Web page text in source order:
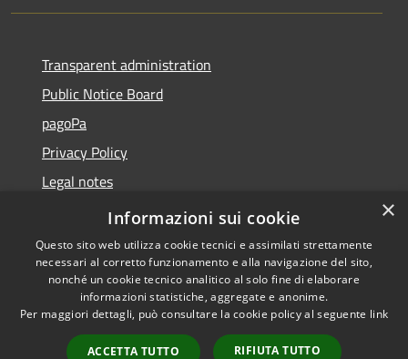
Transparent administration
Public Notice Board
pagoPa
Privacy Policy
Legal notes
Accessibility Statement
Accessibility
Copyright © 2026 • Città di
Imperia • Powered by
Municipium•
Admin
×
Informazioni sui cookie
Questo sito web utilizza cookie tecnici e assimilati strettamente
necessari al corretto funzionamento e alla navigazione del sito,
nonché un cookie tecnico analitico al solo fine di elaborare
informazioni statistiche, aggregate e anonime.
Per maggiori dettagli, può consultare la cookie policy al seguente link
ACCETTA TUTTO RIFIUTA TUTTO